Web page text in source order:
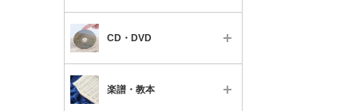
教本・楽譜・書籍
パーツ
教本・楽譜・書籍
チケット
ミュート
便利なグッズ
パーツ
教本・楽譜・書籍
ミュート
便利なグッズ
パーツ
すべて
楽器本体
教本・楽譜・書籍
CD・DVD
すべて
フルート・ピッコロ
楽譜・教本